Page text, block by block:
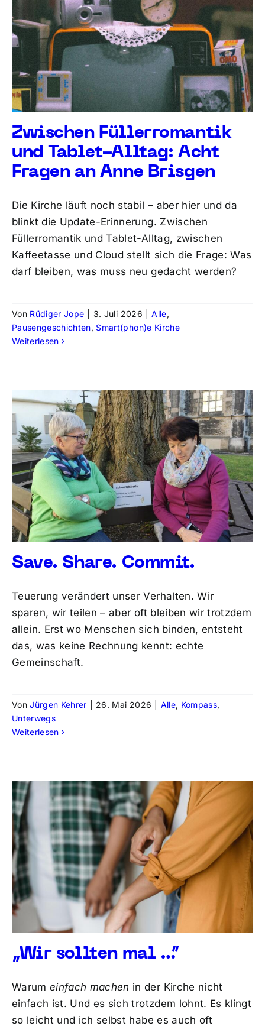
Zwischen Füllerromantik
und Tablet-Alltag: Acht
Fragen an Anne Brisgen
Die Kirche läuft noch stabil – aber hier und da
blinkt die Update-Erinnerung. Zwischen
Füllerromantik und Tablet-Alltag, zwischen
Kaffeetasse und Cloud stellt sich die Frage: Was
darf bleiben, was muss neu gedacht werden?
Von Rüdiger Jope 3. Juli 2026 Alle,
Pausengeschichten, Smart(phon)e Kirche
Weiterlesen
Save. Share. Commit.
Teuerung verändert unser Verhalten. Wir
sparen, wir teilen – aber oft bleiben wir trotzdem
allein. Erst wo Menschen sich binden, entsteht
das, was keine Rechnung kennt: echte
Gemeinschaft.
VonJürgen Kehrer 26. Mai 2026 Alle, Kompass,
Unterwegs
Weiterlesen
„Wir sollten mal …“
Warumeinfach machen in der Kirche nicht
einfach ist. Und es sich trotzdem lohnt. Es klingt
so leicht und ich selbst habe es auch oft